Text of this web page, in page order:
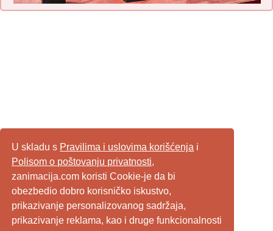
U skladu s Pravilima i uslovima korišćenja i
Polisom o poštovanju privatnosti,
zanimacija.com koristi Cookie-je da bi
obezbedio dobro korisničko iskustvo,
prikazivanje personalizovanog sadržaja,
prikazivanje reklama, kao i druge funkcionalnosti